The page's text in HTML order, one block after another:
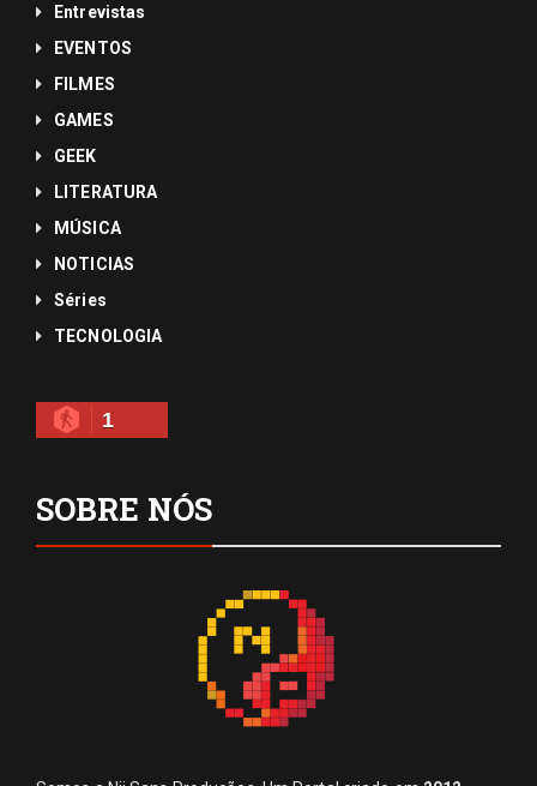
Entrevistas
EVENTOS
FILMES
GAMES
GEEK
LITERATURA
MÚSICA
NOTICIAS
Séries
TECNOLOGIA
1
SOBRE NÓS